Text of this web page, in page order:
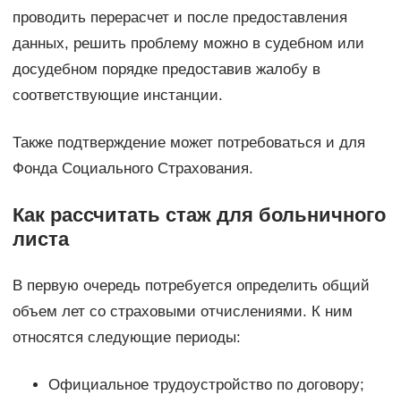
проводить перерасчет и после предоставления
данных, решить проблему можно в судебном или
досудебном порядке предоставив жалобу в
соответствующие инстанции.
Также подтверждение может потребоваться и для
Фонда Социального Страхования.
Как рассчитать стаж для больничного
листа
В первую очередь потребуется определить общий
объем лет со страховыми отчислениями. К ним
относятся следующие периоды:
Официальное трудоустройство по договору;